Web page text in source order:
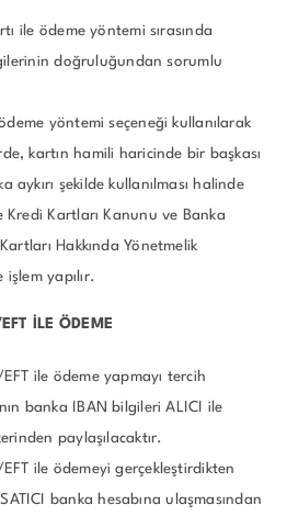
ile ödeme yöntemi sırasında
doğruluğundan sorumlu
yöntemi seçeneği kullanılarak
kartın hamili haricinde bir başkası
aykırı şekilde kullanılması halinde
Kredi Kartları Kanunu ve Banka
Hakkında Yönetmelik
yapılır.
İLE ÖDEME
ile ödeme yapmayı tercih
banka IBAN bilgileri ALICI ile
paylaşılacaktır.
ile ödemeyi gerçekleştirdikten
banka hesabına ulaşmasından